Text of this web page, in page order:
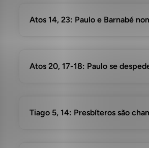
Atos 14, 23: Paulo e Barnabé
Atos 20, 17-18: Paulo se
Tiago 5, 14: Presbíteros são